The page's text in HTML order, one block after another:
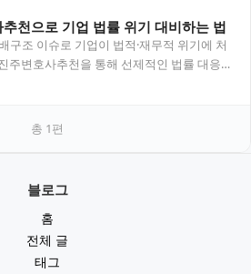
천으로 기업 법률 위기 대비하는 법
구조 이슈로 기업이 법적·재무적 위기에 처
주변호사추천을 통해 선제적인 법률 대응
드릴게요. 목…
총 1편
블로그
홈
전체 글
태그